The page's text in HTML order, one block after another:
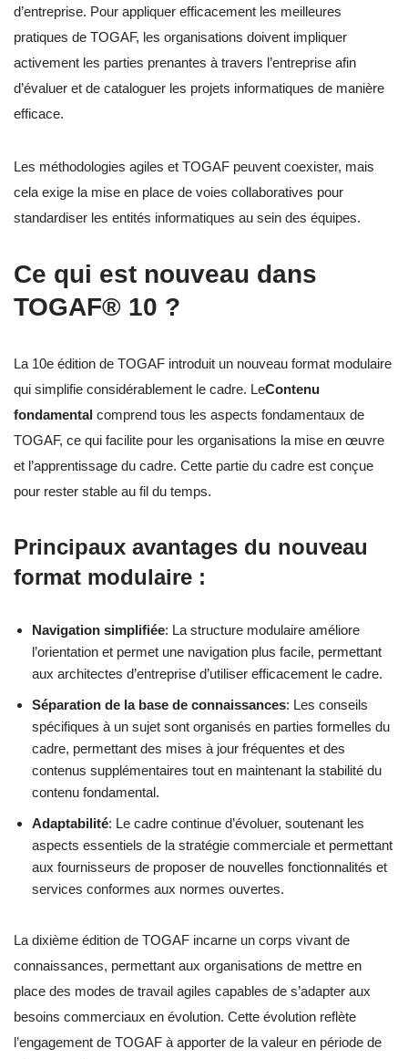
d’entreprise. Pour appliquer efficacement les meilleures
pratiques de TOGAF, les organisations doivent impliquer
activement les parties prenantes à travers l’entreprise afin
d’évaluer et de cataloguer les projets informatiques de manière
efficace.
Les méthodologies agiles et TOGAF peuvent coexister, mais
cela exige la mise en place de voies collaboratives pour
standardiser les entités informatiques au sein des équipes.
Ce qui est nouveau dans
TOGAF® 10 ?
La 10e édition de TOGAF introduit un nouveau format modulaire
qui simplifie considérablement le cadre. LeContenu
fondamental comprend tous les aspects fondamentaux de
TOGAF, ce qui facilite pour les organisations la mise en œuvre
et l’apprentissage du cadre. Cette partie du cadre est conçue
pour rester stable au fil du temps.
Principaux avantages du nouveau
format modulaire :
Navigation simplifiée: La structure modulaire améliore
l’orientation et permet une navigation plus facile, permettant
aux architectes d’entreprise d’utiliser efficacement le cadre.
Séparation de la base de connaissances: Les conseils
spécifiques à un sujet sont organisés en parties formelles du
cadre, permettant des mises à jour fréquentes et des
contenus supplémentaires tout en maintenant la stabilité du
contenu fondamental.
Adaptabilité: Le cadre continue d’évoluer, soutenant les
aspects essentiels de la stratégie commerciale et permettant
aux fournisseurs de proposer de nouvelles fonctionnalités et
services conformes aux normes ouvertes.
La dixième édition de TOGAF incarne un corps vivant de
connaissances, permettant aux organisations de mettre en
place des modes de travail agiles capables de s’adapter aux
besoins commerciaux en évolution. Cette évolution reflète
l’engagement de TOGAF à apporter de la valeur en période de